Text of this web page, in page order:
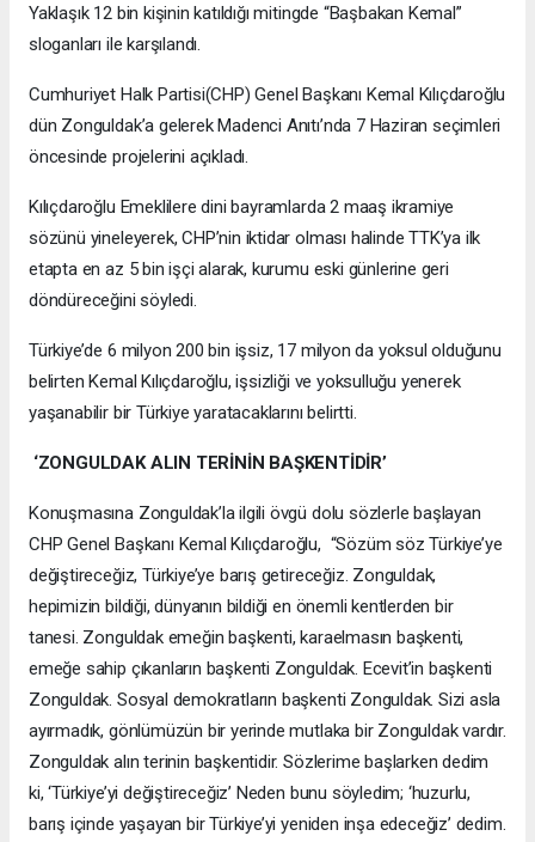
Yaklaşık 12 bin kişinin katıldığı mitingde “Başbakan Kemal”
sloganları ile karşılandı.
Cumhuriyet Halk Partisi(CHP) Genel Başkanı Kemal Kılıçdaroğlu
dün Zonguldak’a gelerek Madenci Anıtı’nda 7 Haziran seçimleri
öncesinde projelerini açıkladı.
Kılıçdaroğlu Emeklilere dini bayramlarda 2 maaş ikramiye
sözünü yineleyerek, CHP’nin iktidar olması halinde TTK’ya ilk
etapta en az 5 bin işçi alarak, kurumu eski günlerine geri
döndüreceğini söyledi.
Türkiye’de 6 milyon 200 bin işsiz, 17 milyon da yoksul olduğunu
belirten Kemal Kılıçdaroğlu, işsizliği ve yoksulluğu yenerek
yaşanabilir bir Türkiye yaratacaklarını belirtti.
‘ZONGULDAK ALIN TERİNİN BAŞKENTİDİR’
Konuşmasına Zonguldak’la ilgili övgü dolu sözlerle başlayan
CHP Genel Başkanı Kemal Kılıçdaroğlu, “Sözüm söz Türkiye’ye
değiştireceğiz, Türkiye’ye barış getireceğiz. Zonguldak,
hepimizin bildiği, dünyanın bildiği en önemli kentlerden bir
tanesi. Zonguldak emeğin başkenti, karaelmasın başkenti,
emeğe sahip çıkanların başkenti Zonguldak. Ecevit’in başkenti
Zonguldak. Sosyal demokratların başkenti Zonguldak. Sizi asla
ayırmadık, gönlümüzün bir yerinde mutlaka bir Zonguldak vardır.
Zonguldak alın terinin başkentidir. Sözlerime başlarken dedim
ki, ‘Türkiye’yi değiştireceğiz’ Neden bunu söyledim; ‘huzurlu,
barış içinde yaşayan bir Türkiye’yi yeniden inşa edeceğiz’ dedim.